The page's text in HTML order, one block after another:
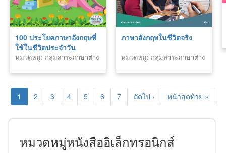
100 ประโยคภาษาอังกฤษที่
ใช้ในชีวิตประจำวัน
หมวดหมู่: กลุ่มสาระภาษาต่าง
ภาษาอังกฤษในชีวิตจริง
หมวดหมู่: กลุ่มสาระภาษาต่าง
1 2 3 4 5 6 7 ถัดไป › หน้าสุดท้าย »
หมวดหมู่หนังสืออิเล็กทรอนิกส์